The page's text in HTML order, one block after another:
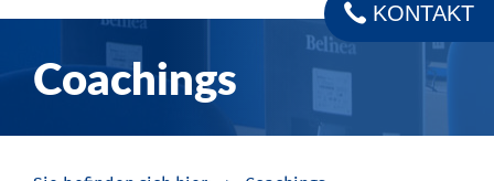
Coachings
KONTAKT